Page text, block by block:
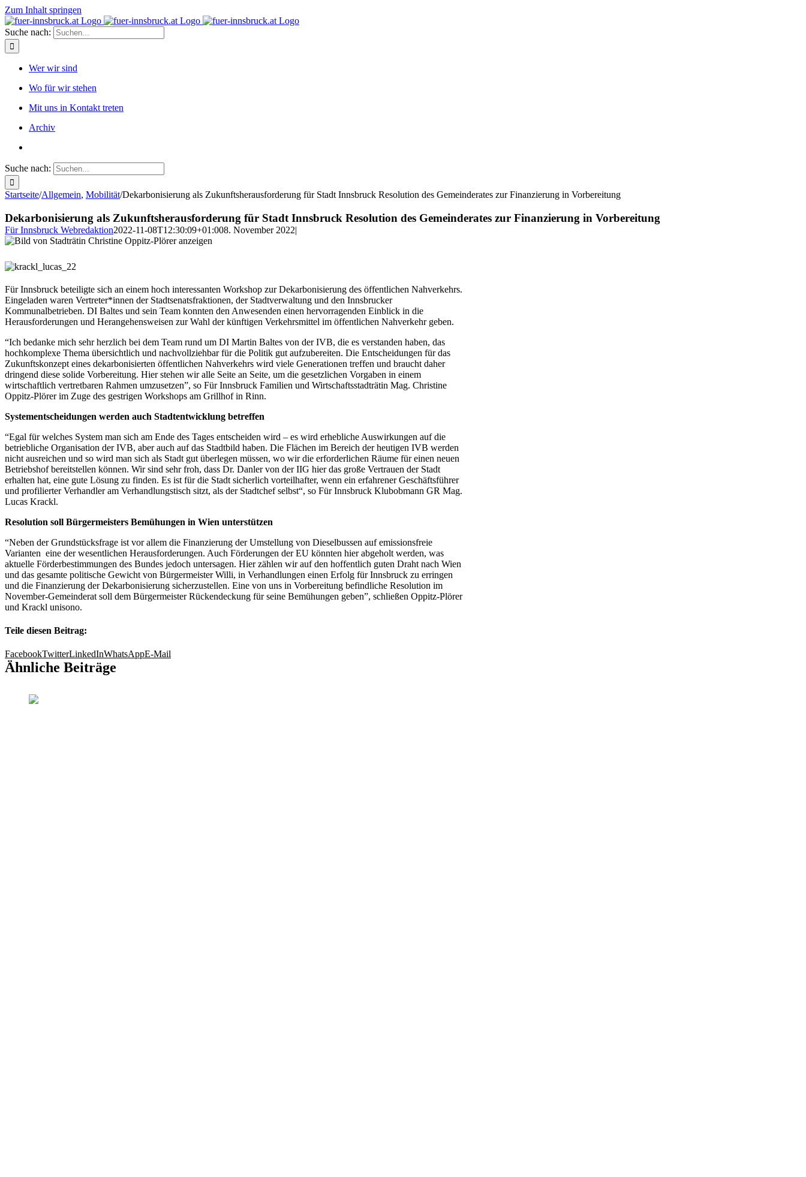
Zum Inhalt springen
Suche nach:
Wer wir sind
Wo für wir stehen
Mit uns in Kontakt treten
Archiv
Suche nach:
Startseite/Allgemein, Mobilität/Dekarbonisierung als Zukunftsherausforderung für Stadt Innsbruck Resolution des Gemeinderates zur Finanzierung in Vorbereitung
Dekarbonisierung als Zukunftsherausforderung für Stadt Innsbruck Resolution des Gemeinderates zur Finanzierung in Vorbereitung
Für Innsbruck Webredaktion2022-11-08T12:30:09+01:008. November 2022|
Für Innsbruck beteiligte sich an einem hoch interessanten Workshop zur Dekarbonisierung des öffentlichen Nahverkehrs.
Eingeladen waren Vertreter*innen der Stadtsenatsfraktionen, der Stadtverwaltung und den Innsbrucker
Kommunalbetrieben. DI Baltes und sein Team konnten den Anwesenden einen hervorragenden Einblick in die
Herausforderungen und Herangehensweisen zur Wahl der künftigen Verkehrsmittel im öffentlichen Nahverkehr geben.
“Ich bedanke mich sehr herzlich bei dem Team rund um DI Martin Baltes von der IVB, die es verstanden haben, das
hochkomplexe Thema übersichtlich und nachvollziehbar für die Politik gut aufzubereiten. Die Entscheidungen für das
Zukunftskonzept eines dekarbonisierten öffentlichen Nahverkehrs wird viele Generationen treffen und braucht daher
dringend diese solide Vorbereitung. Hier stehen wir alle Seite an Seite, um die gesetzlichen Vorgaben in einem
wirtschaftlich vertretbaren Rahmen umzusetzen”, so Für Innsbruck Familien und Wirtschaftsstadträtin Mag. Christine
Oppitz-Plörer im Zuge des gestrigen Workshops am Grillhof in Rinn.
Systementscheidungen werden auch Stadtentwicklung betreffen
“Egal für welches System man sich am Ende des Tages entscheiden wird – es wird erhebliche Auswirkungen auf die
betriebliche Organisation der IVB, aber auch auf das Stadtbild haben. Die Flächen im Bereich der heutigen IVB werden
nicht ausreichen und so wird man sich als Stadt gut überlegen müssen, wo wir die erforderlichen Räume für einen neuen
Betriebshof bereitstellen können. Wir sind sehr froh, dass Dr. Danler von der IIG hier das große Vertrauen der Stadt
erhalten hat, eine gute Lösung zu finden. Es ist für die Stadt sicherlich vorteilhafter, wenn ein erfahrener Geschäftsführer
und profilierter Verhandler am Verhandlungstisch sitzt, als der Stadtchef selbst“, so Für Innsbruck Klubobmann GR Mag.
Lucas Krackl.
Resolution soll Bürgermeisters Bemühungen in Wien unterstützen
“Neben der Grundstücksfrage ist vor allem die Finanzierung der Umstellung von Dieselbussen auf emissionsfreie
Varianten eine der wesentlichen Herausforderungen. Auch Förderungen der EU könnten hier abgeholt werden, was
aktuelle Förderbestimmungen des Bundes jedoch untersagen. Hier zählen wir auf den hoffentlich guten Draht nach Wien
und das gesamte politische Gewicht von Bürgermeister Willi, in Verhandlungen einen Erfolg für Innsbruck zu erringen
und die Finanzierung der Dekarbonisierung sicherzustellen. Eine von uns in Vorbereitung befindliche Resolution im
November-Gemeinderat soll dem Bürgermeister Rückendeckung für seine Bemühungen geben”, schließen Oppitz-Plörer
und Krackl unisono.
Teile diesen Beitrag:
FacebookTwitterLinkedInWhatsAppE-Mail
Ähnliche Beiträge